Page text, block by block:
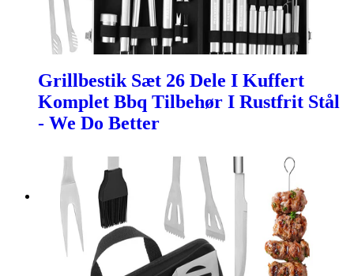
Grillbestik Sæt 26 Dele I Kuffert
Komplet Bbq Tilbehør I Rustfrit Stål
- We Do Better